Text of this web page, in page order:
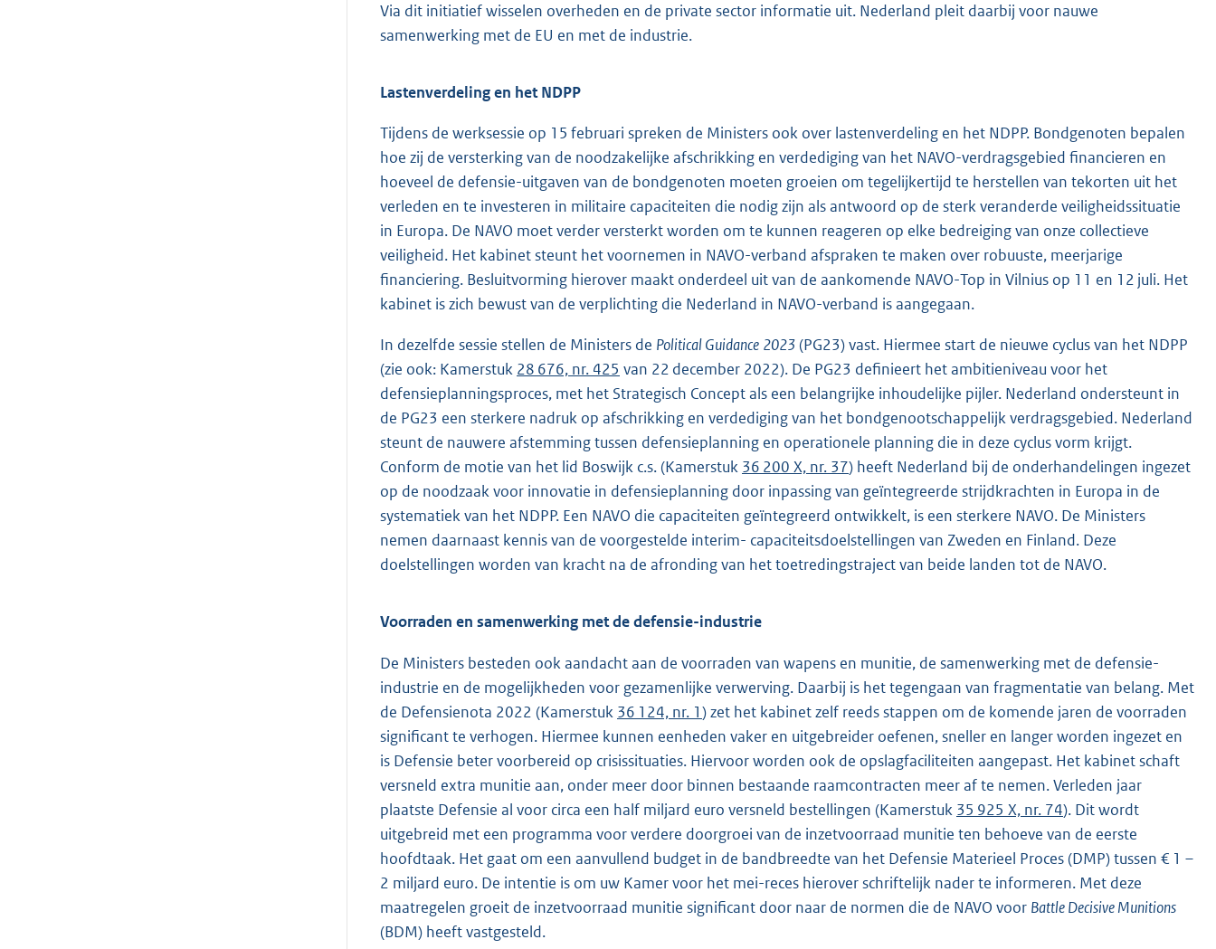
Via dit initiatief wisselen overheden en de private sector informatie uit. Nederland pleit daarbij voor nauwe
samenwerking met de EU en met de industrie.
Lastenverdeling en het NDPP
Tijdens de werksessie op 15 februari spreken de Ministers ook over lastenverdeling en het NDPP. Bondgenoten bepalen
hoe zij de versterking van de noodzakelijke afschrikking en verdediging van het NAVO-verdragsgebied financieren en
hoeveel de defensie-uitgaven van de bondgenoten moeten groeien om tegelijkertijd te herstellen van tekorten uit het
verleden en te investeren in militaire capaciteiten die nodig zijn als antwoord op de sterk veranderde veiligheidssituatie
in Europa. De NAVO moet verder versterkt worden om te kunnen reageren op elke bedreiging van onze collectieve
veiligheid. Het kabinet steunt het voornemen in NAVO-verband afspraken te maken over robuuste, meerjarige
financiering. Besluitvorming hierover maakt onderdeel uit van de aankomende NAVO-Top in Vilnius op 11 en 12 juli. Het
kabinet is zich bewust van de verplichting die Nederland in NAVO-verband is aangegaan.
In dezelfde sessie stellen de Ministers de Political Guidance 2023(PG23) vast. Hiermee start de nieuwe cyclus van het NDPP
(zie ook: Kamerstuk 28 676, nr. 425 van 22 december 2022). De PG23 definieert het ambitieniveau voor het
defensieplanningsproces, met het Strategisch Concept als een belangrijke inhoudelijke pijler. Nederland ondersteunt in
de PG23 een sterkere nadruk op afschrikking en verdediging van het bondgenootschappelijk verdragsgebied. Nederland
steunt de nauwere afstemming tussen defensieplanning en operationele planning die in deze cyclus vorm krijgt.
Conform de motie van het lid Boswijk c.s. (Kamerstuk 36 200 X, nr. 37) heeft Nederland bij de onderhandelingen ingezet
op de noodzaak voor innovatie in defensieplanning door inpassing van geïntegreerde strijdkrachten in Europa in de
systematiek van het NDPP. Een NAVO die capaciteiten geïntegreerd ontwikkelt, is een sterkere NAVO. De Ministers
nemen daarnaast kennis van de voorgestelde interim- capaciteitsdoelstellingen van Zweden en Finland. Deze
doelstellingen worden van kracht na de afronding van het toetredingstraject van beide landen tot de NAVO.
Voorraden en samenwerking met de defensie-industrie
De Ministers besteden ook aandacht aan de voorraden van wapens en munitie, de samenwerking met de defensie-
industrie en de mogelijkheden voor gezamenlijke verwerving. Daarbij is het tegengaan van fragmentatie van belang. Met
de Defensienota 2022 (Kamerstuk 36 124, nr. 1) zet het kabinet zelf reeds stappen om de komende jaren de voorraden
significant te verhogen. Hiermee kunnen eenheden vaker en uitgebreider oefenen, sneller en langer worden ingezet en
is Defensie beter voorbereid op crisissituaties. Hiervoor worden ook de opslagfaciliteiten aangepast. Het kabinet schaft
versneld extra munitie aan, onder meer door binnen bestaande raamcontracten meer af te nemen. Verleden jaar
plaatste Defensie al voor circa een half miljard euro versneld bestellingen (Kamerstuk 35 925 X, nr. 74). Dit wordt
uitgebreid met een programma voor verdere doorgroei van de inzetvoorraad munitie ten behoeve van de eerste
hoofdtaak. Het gaat om een aanvullend budget in de bandbreedte van het Defensie Materieel Proces (DMP) tussen € 1 –
2 miljard euro. De intentie is om uw Kamer voor het mei-reces hierover schriftelijk nader te informeren. Met deze
maatregelen groeit de inzetvoorraad munitie significant door naar de normen die de NAVO voor Battle Decisive Munitions
(BDM) heeft vastgesteld.